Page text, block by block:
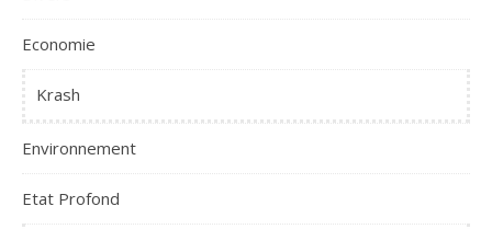
Economie
Krash
Environnement
Etat Profond